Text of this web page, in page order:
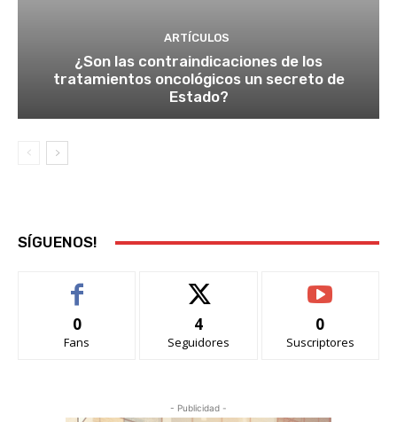
ARTÍCULOS
¿Son las contraindicaciones de los
tratamientos oncológicos un secreto de
Estado?
SÍGUENOS!
0
Fans
4
Seguidores
0
Suscriptores
- Publicidad -